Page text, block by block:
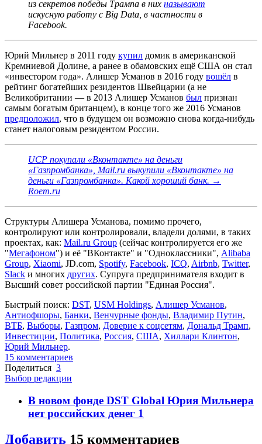
из секретов победы Трампа в них называют
искусную работу с Big Data, в частности в
Facebook.
Юрий Мильнер в 2011 году купил домик в американской
Кремниевой Долине, а ранее в обамовских ещё США он стал
«инвестором года». Алишер Усманов в 2016 году вошёл в
рейтинг богатейших резидентов Швейцарии (а не
Великобритании — в 2013 Алишер Усманов был признан
самым богатым британцем), в конце того же 2016 Усманов
предположил, что в будущем он возможно снова когда-нибудь
станет налоговым резидентом России.
UCP покупали «Вконтакте» на деньги
«Газпромбанка», Mail.ru выкупили «Вконтакте» на
деньги «Газпромбанка». Какой хороший банк. →
Roem.ru
Структуры Алишера Усманова, помимо прочего,
контролируют или контролировали, владели долями, в таких
проектах, как: Mail.ru Group (сейчас контролируется его же
"Мегафоном") и её "ВКонтакте" и "Одноклассники", Alibaba
Group, Xiaomi, JD.com, Spotify, Facebook, ICQ, Airbnb, Twitter,
Slack и многих других. Супруга предпринимателя входит в
Высший совет российской партии "Единая Россия".
Быстрый поиск: DST, USM Holdings, Алишер Усманов,
Антиофшоры, Банки, Венчурные фонды, Владимир Путин,
ВТБ, Выборы, Газпром, Доверие к соцсетям, Дональд Трамп,
Инвестиции, Политика, Россия, США, Хиллари Клинтон,
Юрий Мильнер.
15 комментариев
Поделиться 3
Выбор редакции
В новом фонде DST Global Юрия Мильнера
нет российских денег 1
Добавить 15 комментариев